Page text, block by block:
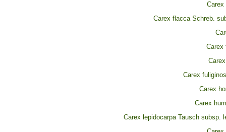
Carex
Carex flacca Schreb.
Carex
Carex
Carex
Carex
Carex lepidocarpa Tausch subsp.